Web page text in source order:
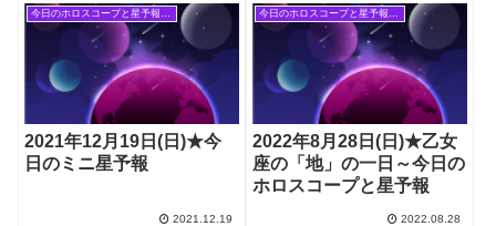
今日のホロスコープと星予報(旧記事)
2021年12月19日(日)★今
日のミニ星予報
2021.12.19
今日のホロスコープと星予報(旧記事)
2022年8月28日(日)★乙女
座の「地」の一日～今日の
ホロスコープと星予報
2022.08.28